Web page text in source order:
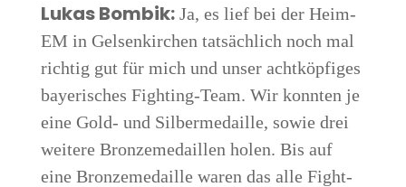
Lukas Bom­bik:Ja, es lief bei der Heim-
EM in Gel­sen­kir­chen tat­säch­lich noch mal
rich­tig gut für mich und unser acht­köp­fi­ges
baye­ri­sches Fight­ing-Team. Wir konn­ten je
eine Gold- und Sil­ber­me­dail­le, sowie drei
wei­te­re Bron­ze­me­dail­len holen. Bis auf
eine Bron­ze­me­dail­le waren das alle Fight­